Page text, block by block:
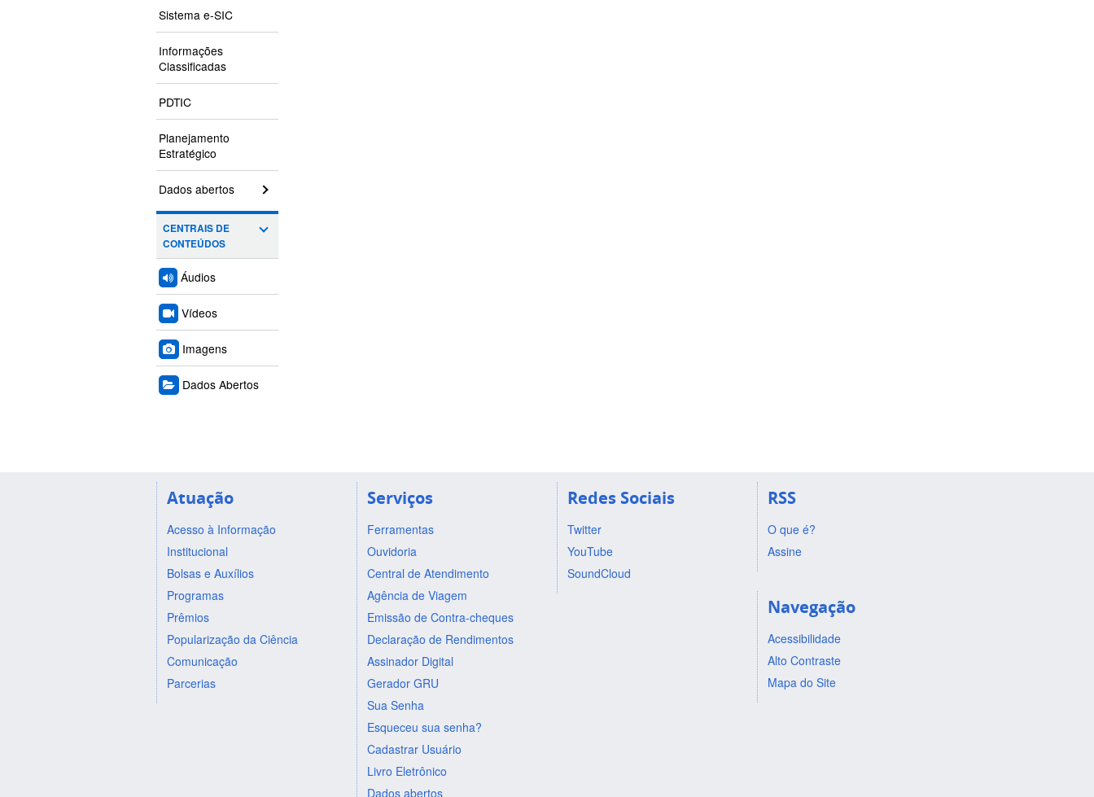
Sistema e-SIC
Informações
Classificadas
PDTIC
Planejamento
Estratégico
Dados abertos
CENTRAIS DE
CONTEÚDOS
Áudios
Vídeos
Imagens
Dados Abertos
Atuação
Acesso à Informação
Institucional
Bolsas e Auxílios
Programas
Prêmios
Popularização da Ciência
Comunicação
Parcerias
Serviços
Ferramentas
Ouvidoria
Central de Atendimento
Agência de Viagem
Emissão de Contra-cheques
Declaração de Rendimentos
Assinador Digital
Gerador GRU
Sua Senha
Esqueceu sua senha?
Cadastrar Usuário
Livro Eletrônico
Dados abertos
Redes Sociais
Twitter
YouTube
SoundCloud
RSS
O que é?
Assine
Navegação
Acessibilidade
Alto Contraste
Mapa do Site